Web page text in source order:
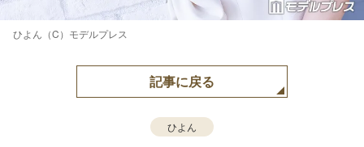
ひよん（C）モデルプレス
記事に戻る
ひよん